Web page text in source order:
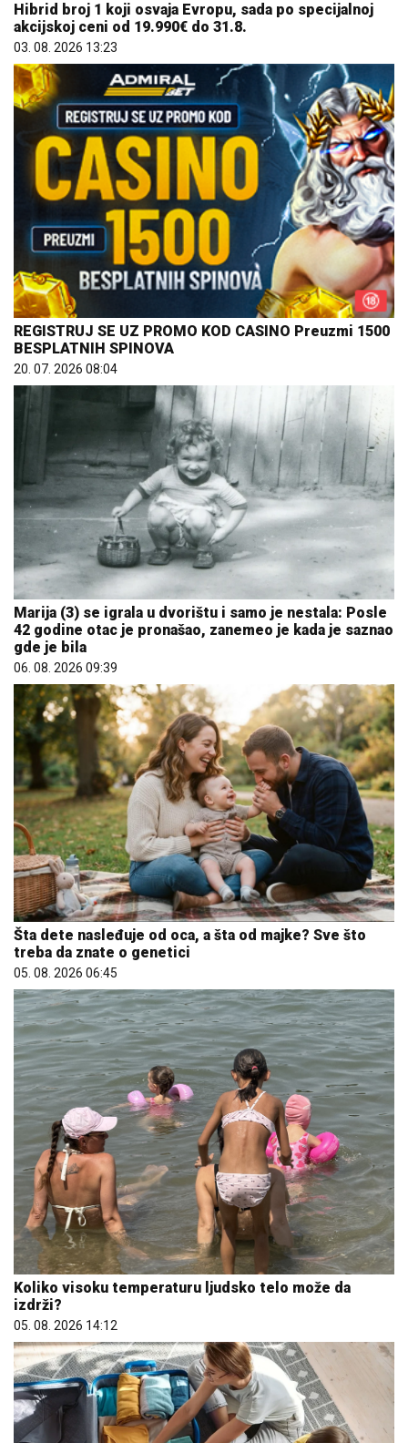
Hibrid broj 1 koji osvaja Evropu, sada po specijalnoj
akcijskoj ceni od 19.990€ do 31.8.
03. 08. 2026 13:23
REGISTRUJ SE UZ PROMO KOD CASINO Preuzmi 1500
BESPLATNIH SPINOVA
20. 07. 2026 08:04
Marija (3) se igrala u dvorištu i samo je nestala: Posle
42 godine otac je pronašao, zanemeo je kada je saznao
gde je bila
06. 08. 2026 09:39
Šta dete nasleđuje od oca, a šta od majke? Sve što
treba da znate o genetici
05. 08. 2026 06:45
Koliko visoku temperaturu ljudsko telo može da
izdrži?
05. 08. 2026 14:12